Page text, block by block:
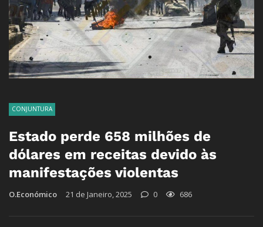
CONJUNTURA
Estado perde 658 milhões de
dólares em receitas devido às
manifestações violentas
O.Económico 21 de Janeiro, 2025 0 686